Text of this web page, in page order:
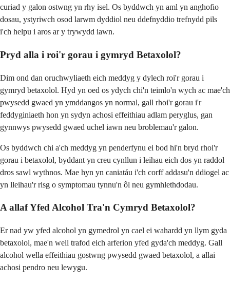
curiad y galon ostwng yn rhy isel. Os byddwch yn aml yn anghofio
dosau, ystyriwch osod larwm dyddiol neu ddefnyddio trefnydd pils
i'ch helpu i aros ar y trywydd iawn.
Pryd alla i roi'r gorau i gymryd Betaxolol?
Dim ond dan oruchwyliaeth eich meddyg y dylech roi'r gorau i
gymryd betaxolol. Hyd yn oed os ydych chi'n teimlo'n wych ac mae'ch
pwysedd gwaed yn ymddangos yn normal, gall rhoi'r gorau i'r
feddyginiaeth hon yn sydyn achosi effeithiau adlam peryglus, gan
gynnwys pwysedd gwaed uchel iawn neu broblemau'r galon.
Os byddwch chi a'ch meddyg yn penderfynu ei bod hi'n bryd rhoi'r
gorau i betaxolol, byddant yn creu cynllun i leihau eich dos yn raddol
dros sawl wythnos. Mae hyn yn caniatáu i'ch corff addasu'n ddiogel ac
yn lleihau'r risg o symptomau tynnu'n ôl neu gymhlethdodau.
A allaf Yfed Alcohol Tra'n Cymryd Betaxolol?
Er nad yw yfed alcohol yn gymedrol yn cael ei wahardd yn llym gyda
betaxolol, mae'n well trafod eich arferion yfed gyda'ch meddyg. Gall
alcohol wella effeithiau gostwng pwysedd gwaed betaxolol, a allai
achosi pendro neu lewygu.